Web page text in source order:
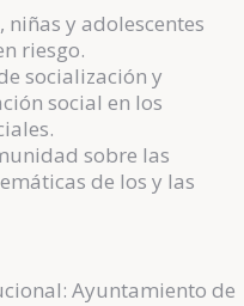
niñas y adolescentes
riesgo.
socialización y
social en los
sobre las
de los y las
Ayuntamiento de